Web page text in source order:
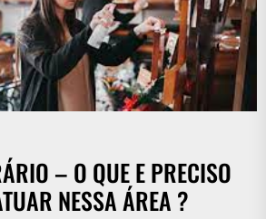
– O QUE E PRECISO
NESSA ÁREA ?